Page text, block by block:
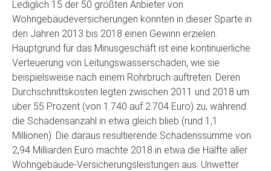
Lediglich 15 der 50 größten Anbieter von
Wohngebäudeversicherungen konnten in dieser Sparte in
den Jahren 2013 bis 2018 einen Gewinn erzielen.
Hauptgrund für das Minusgeschäft ist eine kontinuierliche
Verteuerung von Leitungswasserschäden, wie sie
beispielsweise nach einem Rohrbruch auftreten. Deren
Durchschnittskosten legten zwischen 2011 und 2018 um
über 55 Prozent (von 1.740 auf 2.704 Euro) zu, während
die Schadensanzahl in etwa gleich blieb (rund 1,1
Millionen). Die daraus resultierende Schadenssumme von
2,94 Milliarden Euro machte 2018 in etwa die Hälfte aller
Wohngebäude-Versicherungsleistungen aus. Unwetter